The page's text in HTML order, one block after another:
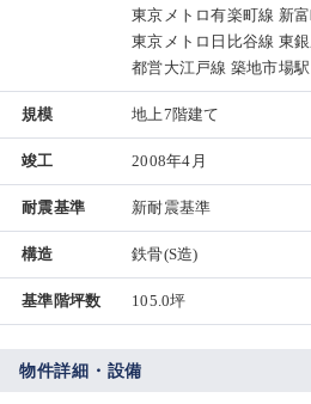
東京メトロ有楽町線 新
東京メトロ日比谷線 東
都営大江戸線 築地市場
規模 地上7階建て
竣工 2008年4月
耐震基準 新耐震基準
構造 鉄骨(S造)
基準階坪数 105.0坪
物件詳細・設備